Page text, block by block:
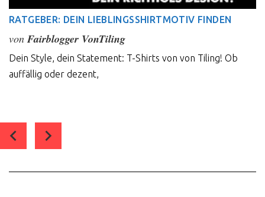
RATGEBER: DEIN LIEBLINGSSHIRTMOTIV FINDEN
von Fairblogger VonTiling
Dein Style, dein Statement: T-Shirts von von Tiling! Ob
auffällig oder dezent,